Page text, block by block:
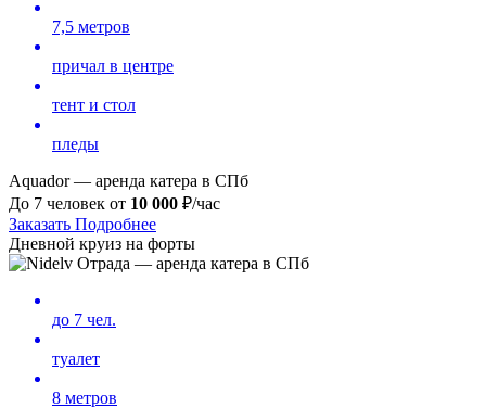
7,5 метров
причал в центре
тент и стол
пледы
Aquador — аренда катера в СПб
До 7 человек от 10 000 ₽/час
Заказать Подробнее
Дневной круиз на форты
до 7 чел.
туалет
8 метров